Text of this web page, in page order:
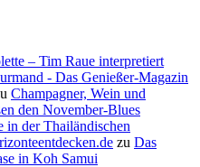
– Tim Raue interpretiert
- Das Genießer-Magazin
Champagner, Wein und
den November-Blues
in der Thailändischen
zu Das
in Koh Samui